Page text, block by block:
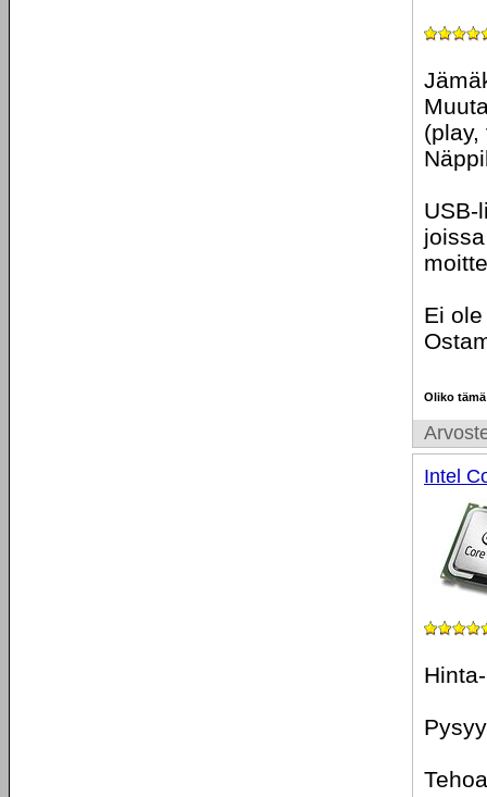
USB-
Ei
Oliko
Intel